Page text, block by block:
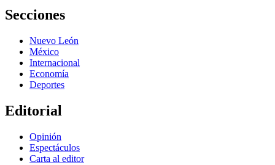
Secciones
Nuevo León
México
Internacional
Economía
Deportes
Editorial
Opinión
Espectáculos
Carta al editor